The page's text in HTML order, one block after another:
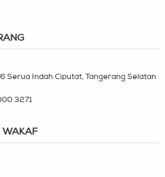
Serua Indah Ciputat, Tangerang Selatan
3271
WAKAF